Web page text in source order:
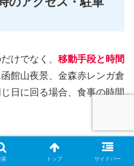
けでなく、 移動手段と時間
館山夜景、金森赤レンガ倉
日に回る場合、食事の時間
の3つ
を先に確認しておく
索 トップ サイドバー